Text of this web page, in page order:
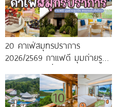
20 คาเฟ่สมุทรปราการ
2026/2569 กาแฟดี มุมถ่ายรูป